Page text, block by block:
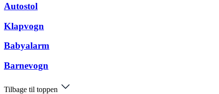
Autostol
Klapvogn
Babyalarm
Barnevogn
Tilbage til toppen